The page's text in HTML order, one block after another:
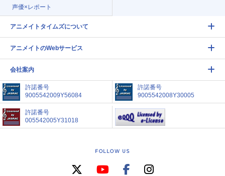
声優×レポート
アニメイトタイムズについて
アニメイトのWebサービス
会社案内
許諾番号
9005542009Y56084
許諾番号
9005542008Y30005
許諾番号
005542005Y31018
FOLLOW US